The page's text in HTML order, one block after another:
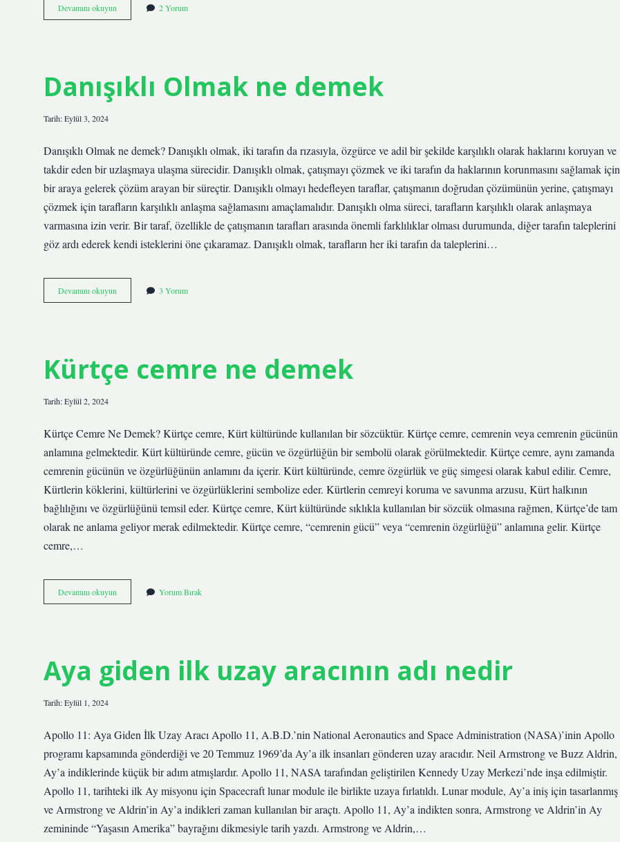
Devamını okuyun
burcunun
2 Yorum
Danışıklı Olmak ne demek
Tarih: Eylül 3, 2024
Danışıklı Olmak ne demek? Danışıklı olmak, iki tarafın da rızasıyla, özgürce ve adil bir şekilde karşılıklı olarak haklarını koruyan ve
takdir eden bir uzlaşmaya ulaşma sürecidir. Danışıklı olmak, çatışmayı çözmek ve iki tarafın da haklarının korunmasını sağlamak için
bir araya gelerek çözüm arayan bir süreçtir. Danışıklı olmayı hedefleyen taraflar, çatışmanın doğrudan çözümünün yerine, çatışmayı
çözmek için tarafların karşılıklı anlaşma sağlamasını amaçlamalıdır. Danışıklı olma süreci, tarafların karşılıklı olarak anlaşmaya
varmasına izin verir. Bir taraf, özellikle de çatışmanın tarafları arasında önemli farklılıklar olması durumunda, diğer tarafın taleplerini
göz ardı ederek kendi isteklerini öne çıkaramaz. Danışıklı olmak, tarafların her iki tarafın da taleplerini…
Devamını okuyun
Olmak
3 Yorum
Kürtçe cemre ne demek
Tarih: Eylül 2, 2024
Kürtçe Cemre Ne Demek? Kürtçe cemre, Kürt kültüründe kullanılan bir sözcüktür. Kürtçe cemre, cemrenin veya cemrenin gücünün
anlamına gelmektedir. Kürt kültüründe cemre, gücün ve özgürlüğün bir sembolü olarak görülmektedir. Kürtçe cemre, aynı zamanda
cemrenin gücünün ve özgürlüğünün anlamını da içerir. Kürt kültüründe, cemre özgürlük ve güç simgesi olarak kabul edilir. Cemre,
Kürtlerin köklerini, kültürlerini ve özgürlüklerini sembolize eder. Kürtlerin cemreyi koruma ve savunma arzusu, Kürt halkının
bağlılığını ve özgürlüğünü temsil eder. Kürtçe cemre, Kürt kültüründe sıklıkla kullanılan bir sözcük olmasına rağmen, Kürtçe’de tam
olarak ne anlama geliyor merak edilmektedir. Kürtçe cemre, “cemrenin gücü” veya “cemrenin özgürlüğü” anlamına gelir. Kürtçe
cemre,…
Devamını okuyun
cemre
Yorum Bırak
Aya giden ilk uzay aracının adı nedir
Tarih: Eylül 1, 2024
Apollo 11: Aya Giden İlk Uzay Aracı Apollo 11, A.B.D.’nin National Aeronautics and Space Administration (NASA)’inin Apollo
programı kapsamında gönderdiği ve 20 Temmuz 1969’da Ay’a ilk insanları gönderen uzay aracıdır. Neil Armstrong ve Buzz Aldrin,
Ay’a indiklerinde küçük bir adım atmışlardır. Apollo 11, NASA tarafından geliştirilen Kennedy Uzay Merkezi’nde inşa edilmiştir.
Apollo 11, tarihteki ilk Ay misyonu için Spacecraft lunar module ile birlikte uzaya fırlatıldı. Lunar module, Ay’a iniş için tasarlanmış
ve Armstrong ve Aldrin’in Ay’a indikleri zaman kullanılan bir araçtı. Apollo 11, Ay’a indikten sonra, Armstrong ve Aldrin’in Ay
zemininde “Yaşasın Amerika” bayrağını dikmesiyle tarih yazdı. Armstrong ve Aldrin,…